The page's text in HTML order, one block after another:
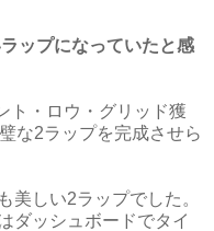
ップになっていたと感
・ロウ・グリッド獲
な2ラップを完成させら
美しい2ラップでした。
ダッシュボードでタイ